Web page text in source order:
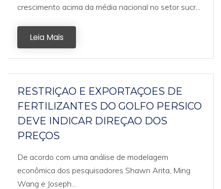
crescimento acima da média nacional no setor sucr...
Leia Mais
RESTRIÇAO E EXPORTAÇOES DE
FERTILIZANTES DO GOLFO PERSICO
DEVE INDICAR DIREÇAO DOS
PREÇOS
De acordo com uma análise de modelagem
econômica dos pesquisadores Shawn Arita, Ming
Wang e Joseph...